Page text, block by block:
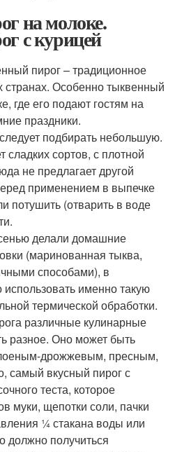
на молоке.
с курицей
пирог – традиционное
Особенно тыквенный
где его подают гостям на
праздники.
подбирать небольшую.
сортов, с плотной
не предлагает другой
применением в выпечке
потушить (отварить в воде
делали домашние
(маринованная тыква,
способами), в
именно такую
термической обработки.
различные кулинарные
разное. Оно может быть
дрожжевым, пресным,
самый вкусный пирог с
теста, которое
муки, щепотки соли, пачки
¼ стакана воды или
должно получиться